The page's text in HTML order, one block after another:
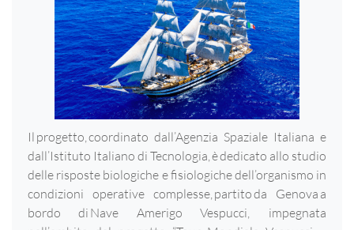
Il progetto, coordinato dall’Agenzia Spaziale Italiana e
dall’Istituto Italiano di Tecnologia, è dedicato allo studio
delle risposte biologiche e fisiologiche dell’organismo in
condizioni operative complesse, partito da Genova a
bordo di Nave Amerigo Vespucci, impegnata